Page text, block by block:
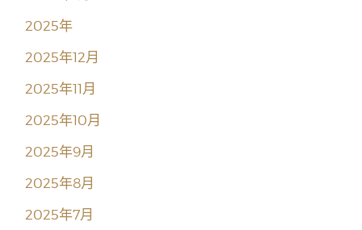
2025年
2025年12月
2025年11月
2025年10月
2025年9月
2025年8月
2025年7月